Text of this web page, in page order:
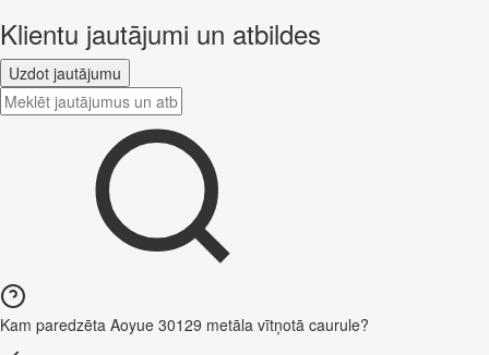
Klientu jautājumi un atbildes
Uzdot jautājumu
Kam paredzēta Aoyue 30129 metāla vītņotā caurule?